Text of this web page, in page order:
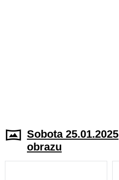
Sobota 25.01.2025
obrazu